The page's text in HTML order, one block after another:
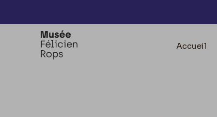
Accueil